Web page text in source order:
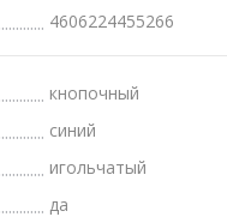
4606224455266
кнопочный
синий
игольчатый
да